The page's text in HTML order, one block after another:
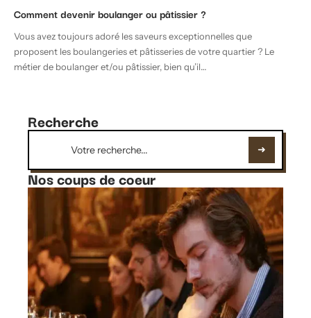
Comment devenir boulanger ou pâtissier ?
Vous avez toujours adoré les saveurs exceptionnelles que
proposent les boulangeries et pâtisseries de votre quartier ? Le
métier de boulanger et/ou pâtissier, bien qu’il…
Recherche
Nos coups de coeur